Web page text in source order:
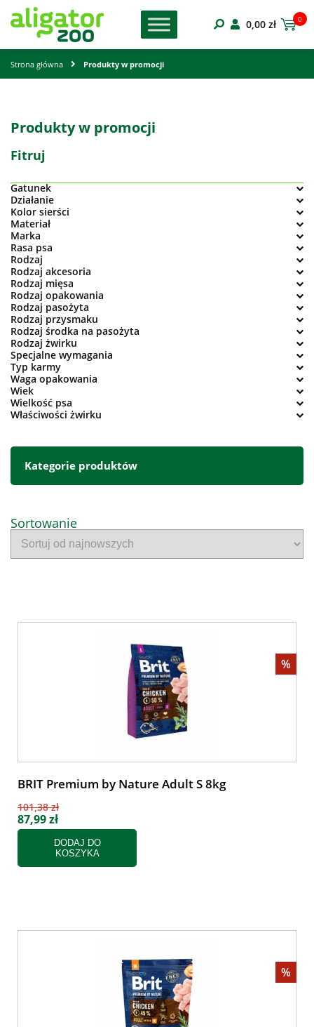
0,00 zł 0
Strona główna Produkty w promocji
Produkty w promocji
Fitruj
Gatunek
Działanie
Kolor sierści
Materiał
Marka
Rasa psa
Rodzaj
Rodzaj akcesoria
Rodzaj mięsa
Rodzaj opakowania
Rodzaj pasożyta
Rodzaj przysmaku
Rodzaj środka na pasożyta
Rodzaj żwirku
Specjalne wymagania
Typ karmy
Waga opakowania
Wiek
Wielkość psa
Właściwości żwirku
Kategorie produktów
Sortowanie
%
BRIT Premium by Nature Adult S 8kg
101,38 zł
87,99 zł
DODAJ DO
KOSZYKA
%